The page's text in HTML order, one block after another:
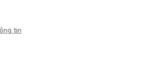
tin